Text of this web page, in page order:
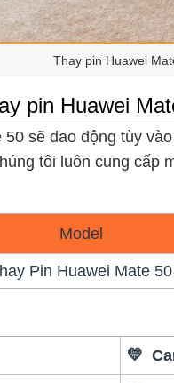
Thay pin Huawei
pin Huawei
sẽ dao động tùy
tôi luôn cung cấp
Model
Pin Huawei Mate 50
💛